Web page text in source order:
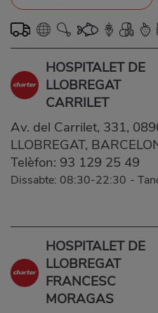
HOSPITALET DE
LLOBREGAT
CARRILET
Av. del Carrilet, 331,
LLOBREGAT,
Telèfon: 93 129 25 49
Dissabte: 08:30-22:30 -
HOSPITALET DE
LLOBREGAT
FRANCESC
MORAGAS